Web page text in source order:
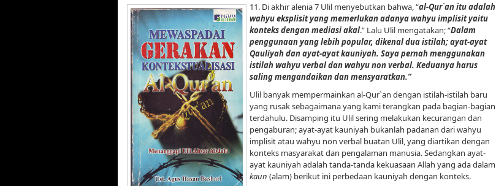
11. Di akhir alenia 7 Ulil menyebutkan bahwa, “al-Qur`an itu adalah
wahyu eksplisit yang memerlukan adanya wahyu implisit yaitu
konteks dengan mediasi akal.” Lalu Ulil mengatakan; “Dalam
penggunaan yang lebih popular, dikenal dua istilah; ayat-ayat
Qauliyah dan ayat-ayat kauniyah. Saya pernah menggunakan
istilah wahyu verbal dan wahyu non verbal. Keduanya harus
saling mengandaikan dan mensyaratkan.”
Ulil banyak mempermainkan al-Qur`an dengan istilah-istilah baru
yang rusak sebagaimana yang kami terangkan pada bagian-bagian
terdahulu. Disamping itu Ulil sering melakukan kecurangan dan
pengaburan; ayat-ayat kauniyah bukanlah padanan dari wahyu
implisit atau wahyu non verbal buatan Ulil, yang diartikan dengan
konteks masyarakat dan pengalaman manusia. Sedangkan ayat-
ayat kauniyah adalah tanda-tanda kekuasaan Allah yang ada dalam
kaun (alam) berikut ini perbedaan kauniyah dengan konteks.